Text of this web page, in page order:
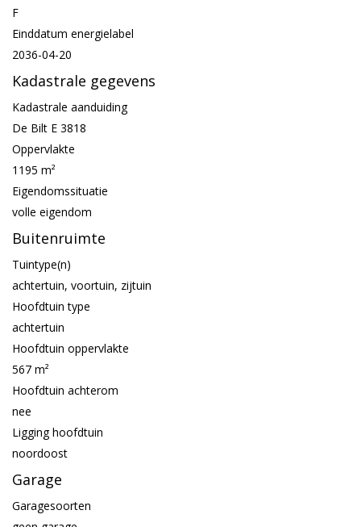
F
Einddatum energielabel
2036-04-20
Kadastrale gegevens
Kadastrale aanduiding
De Bilt E 3818
Oppervlakte
1195 m²
Eigendomssituatie
volle eigendom
Buitenruimte
Tuintype(n)
achtertuin, voortuin, zijtuin
Hoofdtuin type
achtertuin
Hoofdtuin oppervlakte
567 m²
Hoofdtuin achterom
nee
Ligging hoofdtuin
noordoost
Garage
Garagesoorten